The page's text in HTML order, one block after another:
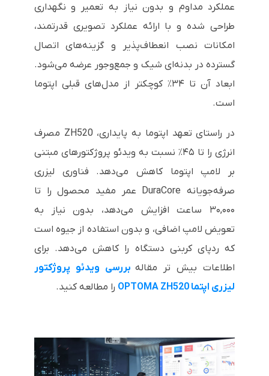
عملکرد مداوم و بدون نیاز به تعمیر و نگهداری
طراحی شده و با ارائه عملکرد تصویری قدرتمند،
امکانات نصب انعطاف‌پذیر و گزینه‌های اتصال
گسترده در بدنه‌ای شیک و جمع‌وجور عرضه می‌شود.
ابعاد آن تا ۳۴٪ کوچکتر از مدل‌های قبلی اپتوما
است.
در راستای تعهد اپتوما به پایداری، ZH520 مصرف
انرژی را تا ۴۵٪ نسبت به ویدئو پروژکتورهای مبتنی
بر لامپ اپتوما کاهش می‌دهد. فناوری لیزری
صرفه‌جویانه DuraCore عمر مفید محصول را تا
۳۰,۰۰۰ ساعت افزایش می‌دهد، بدون نیاز به
تعویض لامپ اضافی، و بدون استفاده از جیوه است
که ردپای کربنی دستگاه را کاهش می‌دهد. برای
اطلاعات بیش تر مقاله بررسی ویدئو پروژکتور
لیزری اپتما OPTOMA ZH520
را مطالعه کنید.